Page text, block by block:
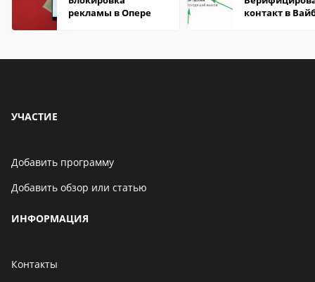
рекламы в Опере
контакт в
УЧАСТИЕ
Добавить программу
Добавить обзор или статью
ИНФОРМАЦИЯ
Контакты